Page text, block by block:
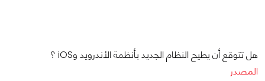
هل تتوقع أن يطيح النظام الجديد بأنظمة الأندرويد وiOS ؟
المصدر